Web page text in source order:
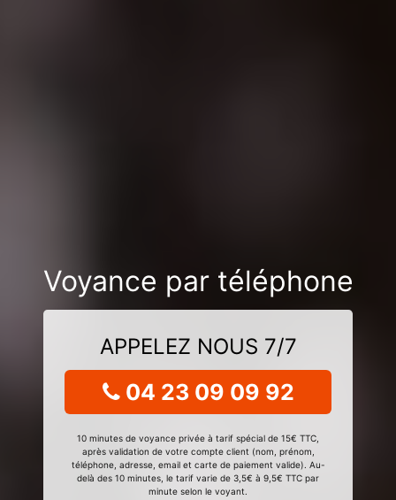
Voyance par téléphone
APPELEZ NOUS 7/7
04 23 09 09 92
10 minutes de voyance privée à tarif spécial de 15€ TTC,
après validation de votre compte client (nom, prénom,
téléphone, adresse, email et carte de paiement valide). Au-
delà des 10 minutes, le tarif varie de 3,5€ à 9,5€ TTC par
minute selon le voyant.